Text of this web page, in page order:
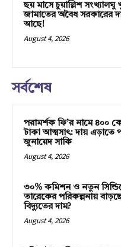
ছয় মাসে চুয়াল্লিশ
জামাতের অবৈধ সরকারের
আছে!
August 4, 2026
সর্বশেষ
পরামর্শক ফি’র নামে ৪০০
টাকা আত্মসাৎ: দায় এড়াতে
জুনায়েদ সাকি
August 4, 2026
৩০% কমিশন ও নতুন
তারেকের পরিকল্পনায়
বিদ্যুতের দাম?
August 4, 2026